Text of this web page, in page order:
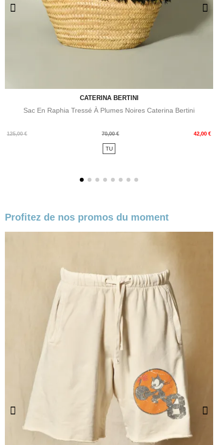
CATERINA BERTINI
Sac En Raphia Tressé À Plumes Noires Caterina Bertini
125,00 €
Prix
70,00 € 42,00 €
Prix
TU
Profitez de nos promos du moment